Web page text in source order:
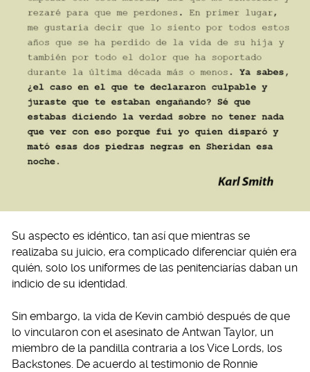
Su aspecto es idéntico, tan así que mientras se
realizaba su juicio, era complicado diferenciar quién era
quién, solo los uniformes de las penitenciarías daban un
indicio de su identidad.
Sin embargo, la vida de Kevin cambió después de que
lo vincularon con el asesinato de Antwan Taylor, un
miembro de la pandilla contraria a los Vice Lords, los
Backstones. De acuerdo al testimonio de Ronnie